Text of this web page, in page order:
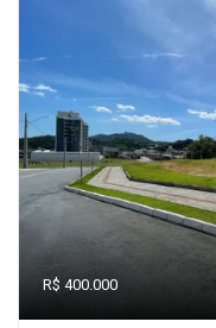
R$ 400.000